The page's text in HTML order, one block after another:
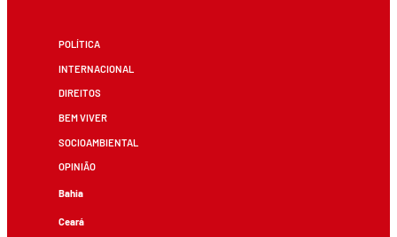
POLÍTICA
INTERNACIONAL
DIREITOS
BEM VIVER
SOCIOAMBIENTAL
OPINIÃO
Bahia
Ceará